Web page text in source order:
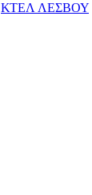
ΚΤΕΛ ΛΕΣΒΟΥ